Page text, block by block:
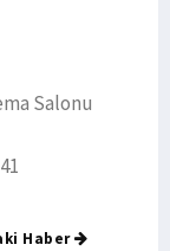
Salonu
Haber